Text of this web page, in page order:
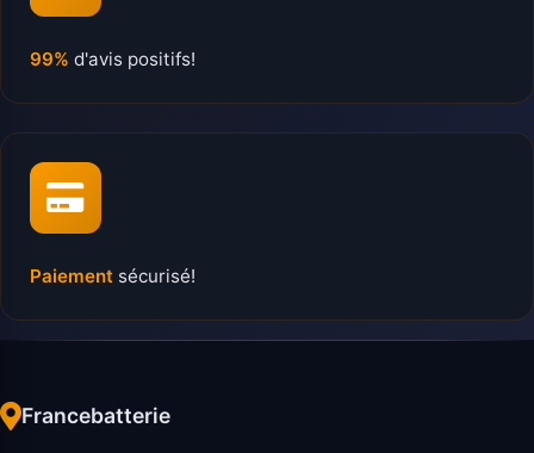
99% d'avis positifs!
Paiement sécurisé!
Francebatterie